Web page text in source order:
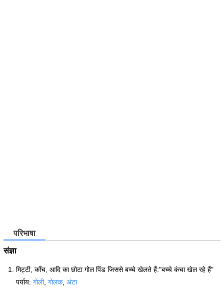
परिभाषा
संज्ञा
मिट्टी, काँच, आदि का छोटा गोल पिंड जिससे बच्चे खेलते हैं:"बच्चे कंचा खेल रहे हैं"
पर्याय: गोली, गोलक, अंटा